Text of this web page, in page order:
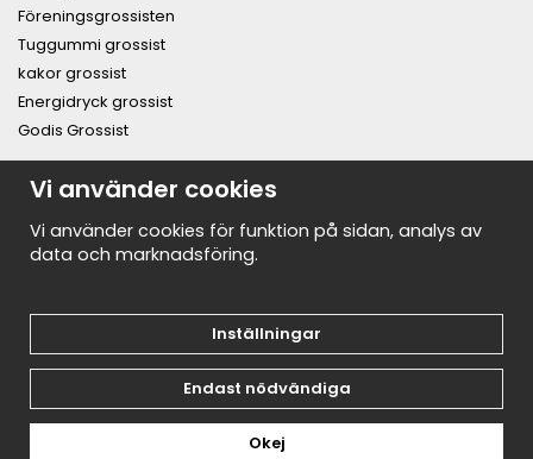
Föreningsgrossisten
Tuggummi grossist
kakor grossist
Energidryck grossist
Godis Grossist
PRENUMERERA PÅ NYHETSBREVET FÖR VÅRA BÄSTA
ERBJUDANDEN OCH NYHETER!
E-
postadress
Vi använder cookies
Vi använder cookies för funktion på sidan, analys av
data och marknadsföring.
Inställningar
Endast nödvändiga
Okej